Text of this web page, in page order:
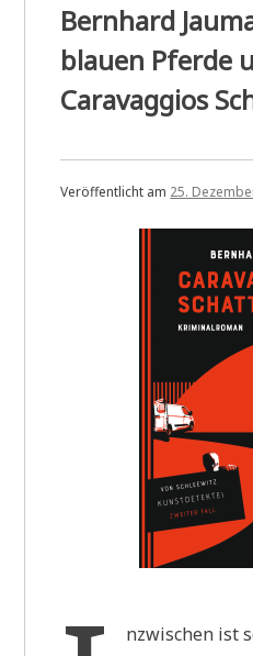
Bernhard
blauen Pferde
Caravaggios
Veröffentlicht am 25.
nzwischen ist